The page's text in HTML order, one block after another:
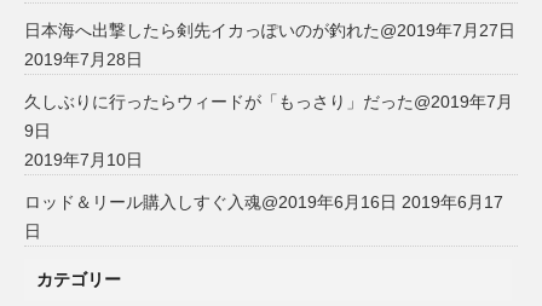
日本海へ出撃したら剣先イカっぽいのが釣れた@2019年7月27日
2019年7月28日
久しぶりに行ったらウィードが「もっさり」だった@2019年7月
9日
2019年7月10日
ロッド＆リール購入しすぐ入魂@2019年6月16日 2019年6月17
日
カテゴリー